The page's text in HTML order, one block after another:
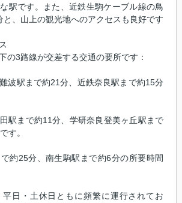
駅です。また、近鉄生駒ケーブル線の鳥
と、山上の観光地へのアクセスも良好です
の3路線が交差する交通の要所です：
波駅まで約21分、近鉄奈良駅まで約15分
駅まで約11分、学研奈良登美ヶ丘駅まで
す。
約25分、南生駒駅まで約6分の所要時間
日・土休日ともに頻繁に運行されてお